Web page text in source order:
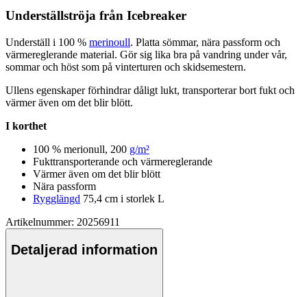
Underställströja från Icebreaker
Underställ i 100 % merinoull. Platta sömmar, nära passform och
värmereglerande material. Gör sig lika bra på vandring under vår,
sommar och höst som på vinterturen och skidsemestern.
Ullens egenskaper förhindrar dåligt lukt, transporterar bort fukt och
värmer även om det blir blött.
I korthet
100 % merionull, 200 g/m²
Fukttransporterande och värmereglerande
Värmer även om det blir blött
Nära passform
Rygglängd 75,4 cm i storlek L
Artikelnummer: 20256911
Detaljerad information